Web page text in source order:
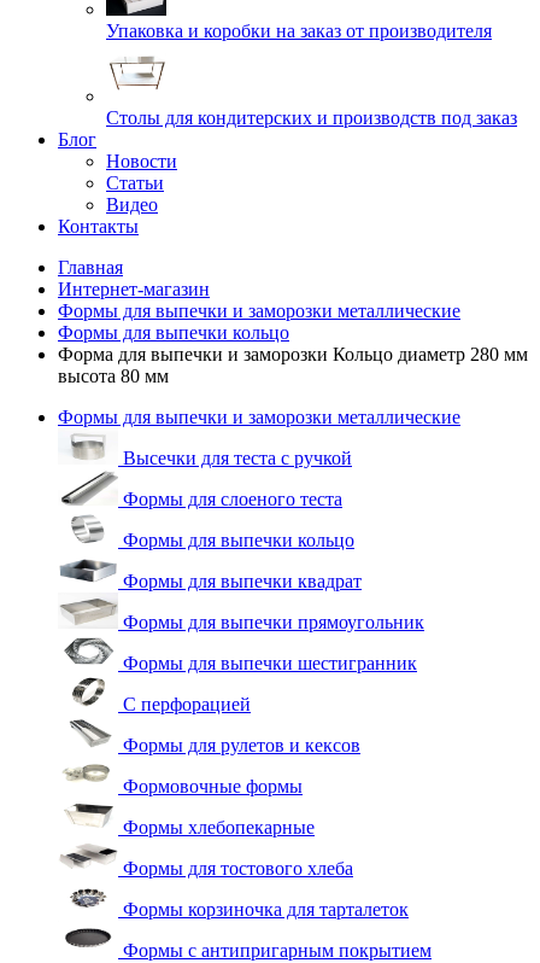
Упаковка и коробки на заказ от производителя
Cтолы для кондитерских и производств под заказ
Блог
Новости
Статьи
Видео
Контакты
Главная
Интернет-магазин
Формы для выпечки и заморозки металлические
Формы для выпечки кольцо
Форма для выпечки и заморозки Кольцо диаметр 280 мм
высота 80 мм
Формы для выпечки и заморозки металлические
Высечки для теста с ручкой
Формы для слоеного теста
Формы для выпечки кольцо
Формы для выпечки квадрат
Формы для выпечки прямоугольник
Формы для выпечки шестигранник
С перфорацией
Формы для рулетов и кексов
Формовочные формы
Формы хлебопекарные
Формы для тостового хлеба
Формы корзиночка для тарталеток
Формы с антипригарным покрытием